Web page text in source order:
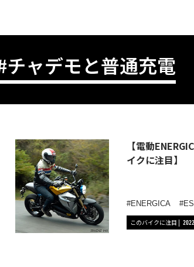
チャデモと普通充電
【電動
イクに注目】
ENERGICA
このバイクに注目